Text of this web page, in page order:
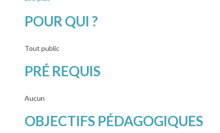
POUR QUI ?
Tout public
PRÉ REQUIS
Aucun
OBJECTIFS PÉDAGOGIQUES